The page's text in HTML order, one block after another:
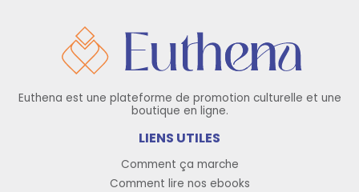
Euthena est une plateforme de promotion culturelle et une
boutique en ligne.
LIENS UTILES
Comment ça marche
Comment lire nos ebooks